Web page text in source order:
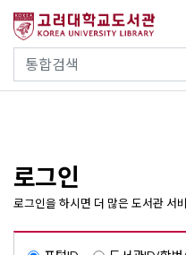
건
통합검색
사이트내 검색
로그인
로그인을 하시면 더 많은 도서관 서